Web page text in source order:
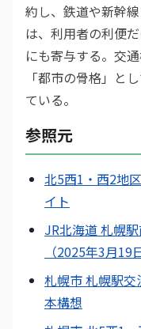
約し、鉄道や新幹
は、利用者の利便
にも寄与する。交
「都市の骨格」と
ている。
参照元
北5西1・西2地
イト
JR北海道 札幌
（2025年3月19
札幌市 札幌駅
本構想